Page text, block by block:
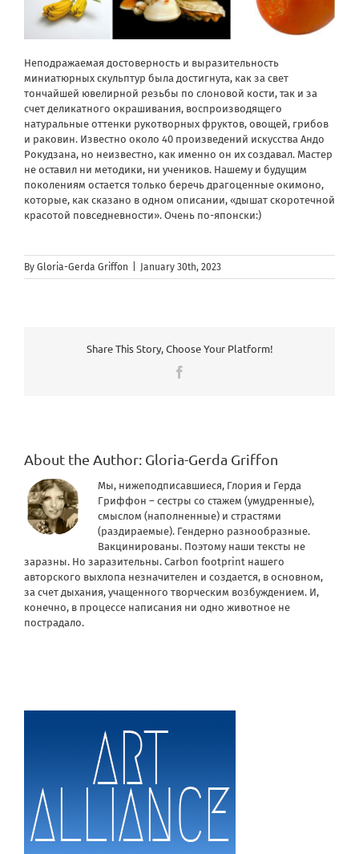
Неподражаемая достоверность и выразительность
миниатюрных скульптур была достигнута, как за свет
тончайшей ювелирной резьбы по слоновой кости, так и за
счет деликатного окрашивания, воспроизводящего
натуральные оттенки рукотворных фруктов, овощей, грибов
и раковин. Известно около 40 произведений искусства Андо
Рокудзана, но неизвестно, как именно он их создавал. Мастер
не оставил ни методики, ни учеников. Нашему и будущим
поколениям остается только беречь драгоценные окимоно,
которые, как сказано в одном описании, «дышат скоротечной
красотой повседневности». Очень по-японски:)
By Gloria-Gerda Griffon January 30th, 2023
Share This Story, Choose Your Platform!
About the Author: Gloria-Gerda Griffon
Мы, нижеподписавшиеся, Глория и Герда
Гриффон – сестры со стажем (умудренные),
смыслом (наполненные) и страстями
(раздираемые). Гендерно разнообразные.
Вакцинированы. Поэтому наши тексты не
заразны. Но заразительны. Carbon footprint нашего
авторского выхлопа незначителен и создается, в основном,
за счет дыхания, учащенного творческим возбуждением. И,
конечно, в процессе написания ни одно животное не
пострадало.